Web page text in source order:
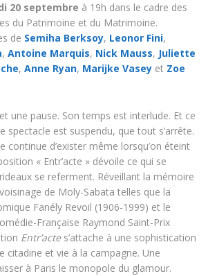
20 septembre à 19h dans le cadre des
du Patrimoine et du Matrimoine.
de Semiha Berksoy, Leonor Fini,
, Antoine Marquis, Nick Mauss, Juliette
, Anne Ryan, Marijke Vasey et Zoe
une pause. Son temps est interlude. Et ce
spectacle est suspendu, que tout s’arrête.
continue d’exister même lorsqu’on éteint
« Entr’acte » dévoile ce qui se
se referment. Réveillant la mémoire
de Moly-Sabata telles que la
Fanély Revoil (1906-1999) et le
Française Raymond Saint-Prix
Entr’actes’attache à une sophistication
citadine et vie à la campagne. Une
à Paris le monopole du glamour.